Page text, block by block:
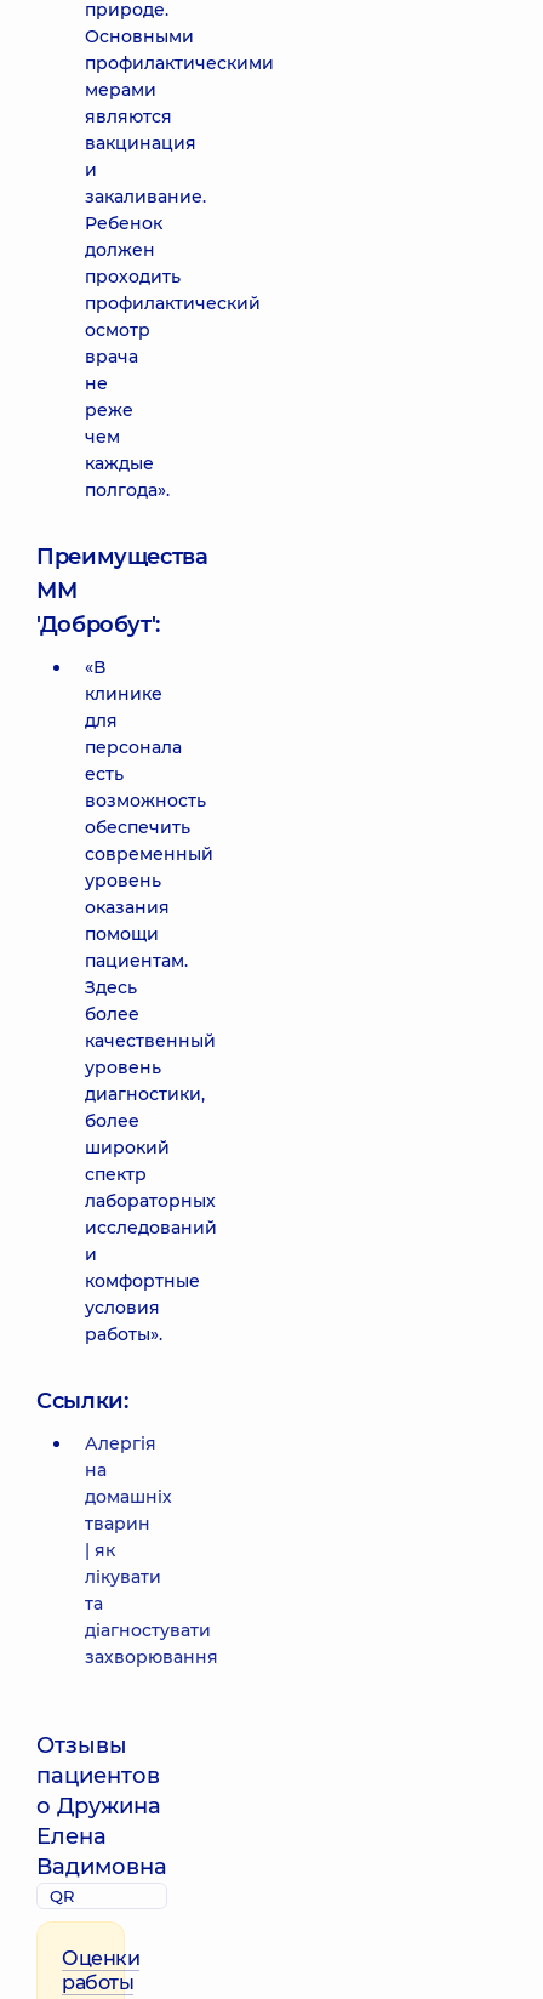
природе.
Основными
профилактическими
мерами
являются
вакцинация
и
закаливание.
Ребенок
должен
проходить
профилактический
осмотр
врача
не
реже
чем
каждые
полгода».
Преимущества
ММ
'Добробут':
«В
клинике
для
персонала
есть
возможность
обеспечить
современный
уровень
оказания
помощи
пациентам.
Здесь
более
качественный
уровень
диагностики,
более
широкий
спектр
лабораторных
исследований
и
комфортные
условия
работы».
Ссылки:
Алергія
на
домашніх
тварин
| як
лікувати
та
діагностувати
захворювання
Отзывы
пациентов
о Дружина
Елена
Вадимовна
QR
Оценки
работы